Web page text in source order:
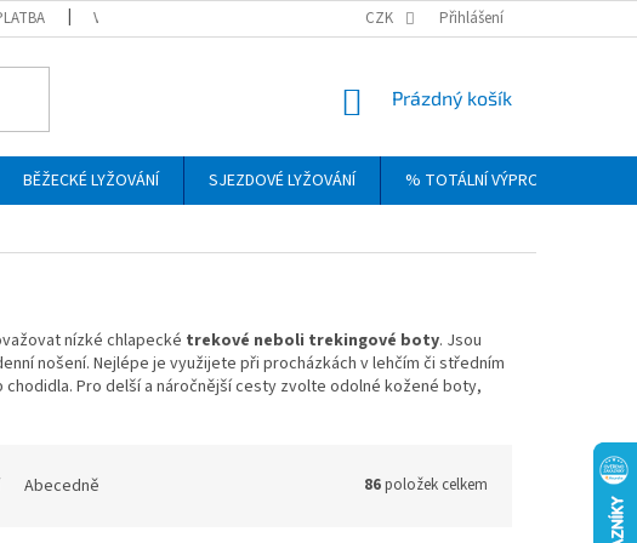
VRÁCENÍ, VÝMĚNA A REKLAMACE ZBOŽÍ OBCHODNÍ PODMÍNKY
CZK Přihlášení
NÁKUPNÍ
Prázdný košík
BĚŽECKÉ LYŽOVÁNÍ SJEZDOVÉ LYŽOVÁNÍ % TOTÁLNÍ VÝPRODEJ
nízké chlapecké trekové neboli trekingové boty. Jsou
nošení. Nejlépe je využijete při procházkách v lehčím či středním
chodidla. Pro delší a náročnější cesty zvolte odolné kožené boty,
Abecedně 86položek celkem